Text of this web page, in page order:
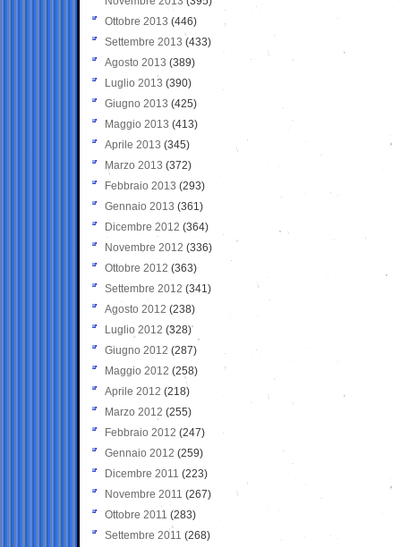
Ottobre 2013 (446)
Settembre 2013 (433)
Agosto 2013 (389)
Luglio 2013 (390)
Giugno 2013 (425)
Maggio 2013 (413)
Aprile 2013 (345)
Marzo 2013 (372)
Febbraio 2013 (293)
Gennaio 2013 (361)
Dicembre 2012 (364)
Novembre 2012 (336)
Ottobre 2012 (363)
Settembre 2012 (341)
Agosto 2012 (238)
Luglio 2012 (328)
Giugno 2012 (287)
Maggio 2012 (258)
Aprile 2012 (218)
Marzo 2012 (255)
Febbraio 2012 (247)
Gennaio 2012 (259)
Dicembre 2011 (223)
Novembre 2011 (267)
Ottobre 2011 (283)
Settembre 2011 (268)